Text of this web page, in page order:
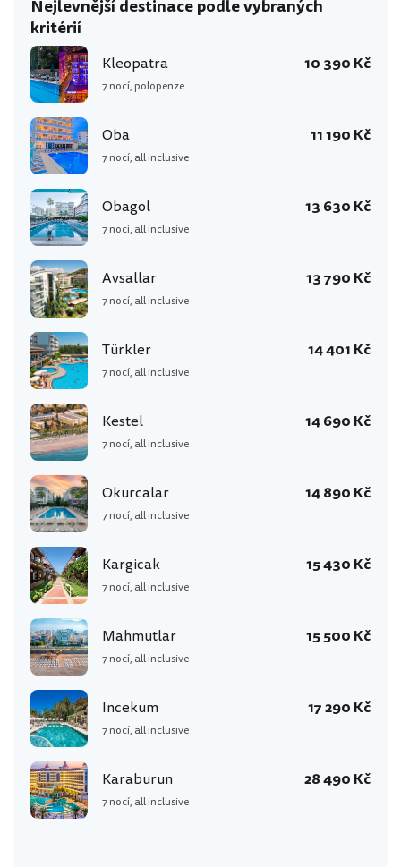
Nejlevnější destinace podle vybraných
kritérií
Kleopatra
7 nocí, polopenze
10 390 Kč
Oba
7 nocí, all inclusive
11 190 Kč
Obagol
7 nocí, all inclusive
13 630 Kč
Avsallar
7 nocí, all inclusive
13 790 Kč
Türkler
7 nocí, all inclusive
14 401 Kč
Kestel
7 nocí, all inclusive
14 690 Kč
Okurcalar
7 nocí, all inclusive
14 890 Kč
Kargicak
7 nocí, all inclusive
15 430 Kč
Mahmutlar
7 nocí, all inclusive
15 500 Kč
Incekum
7 nocí, all inclusive
17 290 Kč
Karaburun
7 nocí, all inclusive
28 490 Kč